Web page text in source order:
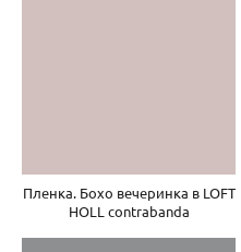
Пленка. Бохо вечеринка в LOFT
HOLL contrabanda